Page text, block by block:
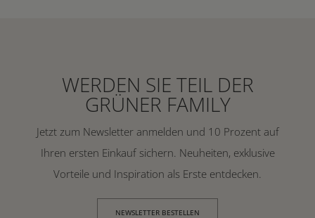
WERDEN SIE TEIL DER
GRÜNER FAMILY
Jetzt zum Newsletter anmelden und 10 Prozent auf
Ihren ersten Einkauf sichern. Neuheiten, exklusive
Vorteile und Inspiration als Erste entdecken.
NEWSLETTER BESTELLEN